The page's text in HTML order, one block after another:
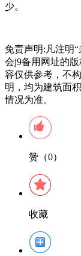
少。
免责声明:凡注明
会j9备用网址的
容仅供参考，不
明，均为建筑面
情况为准。
赞（0）
收藏